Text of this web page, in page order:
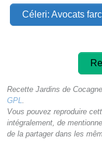
Céleri: Avocats
Recette Jardins de
GPL
Vous pouvez reproduire
intégralement, de
de la partager dans les